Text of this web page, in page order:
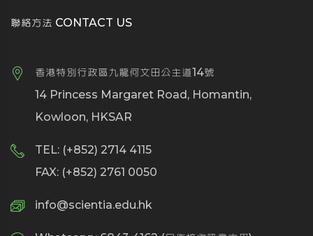
聯絡方法 CONTACT US
香港特別行政區九龍何文田公主道14號
14 Princess Margaret Road, Homantin,
Kowloon, HKSAR
TEL: (+852) 2714 4115
FAX: (+852) 2761 0050
info@scientia.edu.hk